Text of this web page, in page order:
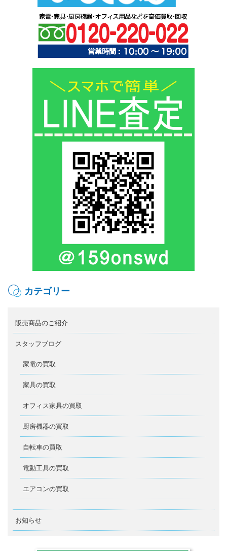
カテゴリー
販売商品のご紹介
スタッフブログ
家電の買取
家具の買取
オフィス家具の買取
厨房機器の買取
自転車の買取
電動工具の買取
エアコンの買取
お知らせ